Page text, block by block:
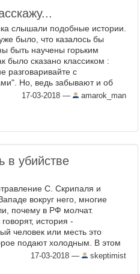
слышали подобные истории.
было, что казалось бы
быть научены горьким
было сказано классиком :
разговаривайте с
Но, ведь забывают и об
и о том, что тем более не
этих ...
17-03-2018 — amarok_man
в убийстве
С. Скрипаля и
вокруг него, многие
почему в РФ молчат.
история -
человек или месть это
подают холодным. В этом
что обратка в адрес
его её орущего с ...
17-03-2018 — skeptimist